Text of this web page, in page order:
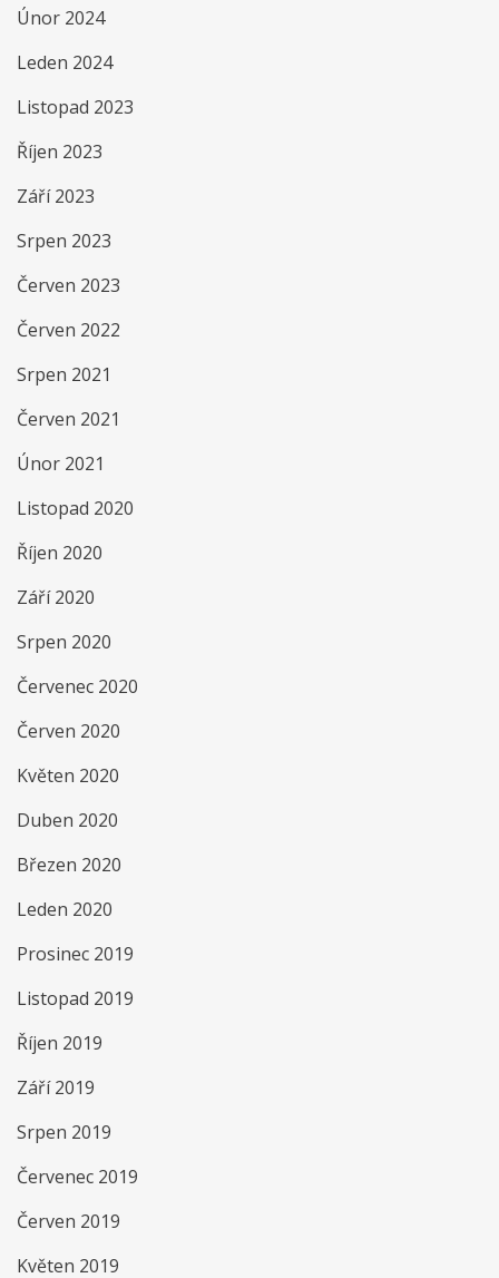
Únor 2024
Leden 2024
Listopad 2023
Říjen 2023
Září 2023
Srpen 2023
Červen 2023
Červen 2022
Srpen 2021
Červen 2021
Únor 2021
Listopad 2020
Říjen 2020
Září 2020
Srpen 2020
Červenec 2020
Červen 2020
Květen 2020
Duben 2020
Březen 2020
Leden 2020
Prosinec 2019
Listopad 2019
Říjen 2019
Září 2019
Srpen 2019
Červenec 2019
Červen 2019
Květen 2019